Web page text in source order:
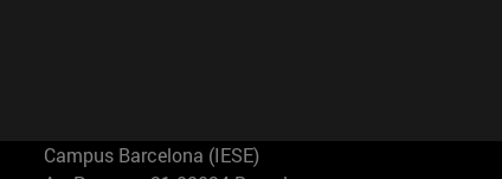
Campus Barcelona (IESE)